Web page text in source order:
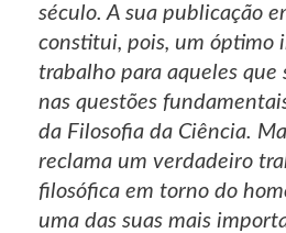
século. A sua publicação
constitui, pois, um óptimo
trabalho para aqueles
nas questões
da Filosofia da Ciência.
reclama um verdadeiro
filosófica em torno do
uma das suas mais